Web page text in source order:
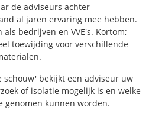
de adviseurs achter
al jaren ervaring mee hebben.
bedrijven en VVE's. Kortom;
toewijding voor verschillende
schouw' bekijkt een adviseur uw
of isolatie mogelijk is en welke
genomen kunnen worden.